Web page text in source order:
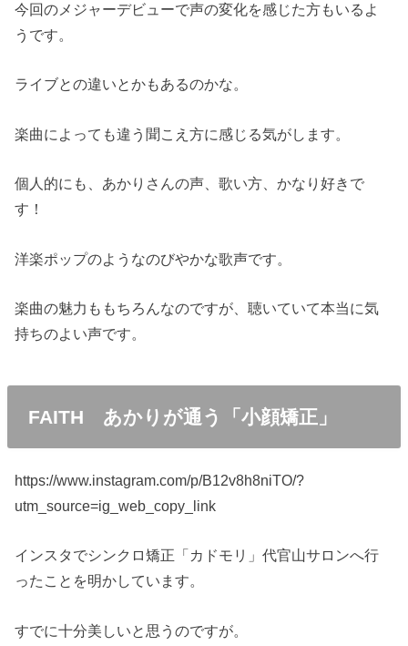
今回のメジャーデビューで声の変化を感じた方もいるよ
うです。
ライブとの違いとかもあるのかな。
楽曲によっても違う聞こえ方に感じる気がします。
個人的にも、あかりさんの声、歌い方、かなり好きで
す！
洋楽ポップのようなのびやかな歌声です。
楽曲の魅力ももちろんなのですが、聴いていて本当に気
持ちのよい声です。
FAITH あかりが通う「小顔矯正」
https://www.instagram.com/p/B12v8h8niTO/?
utm_source=ig_web_copy_link
インスタでシンクロ矯正「カドモリ」代官山サロンへ行
ったことを明かしています。
すでに十分美しいと思うのですが。